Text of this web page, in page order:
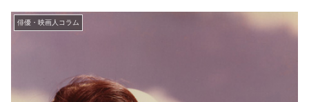
俳優・映画人コラム